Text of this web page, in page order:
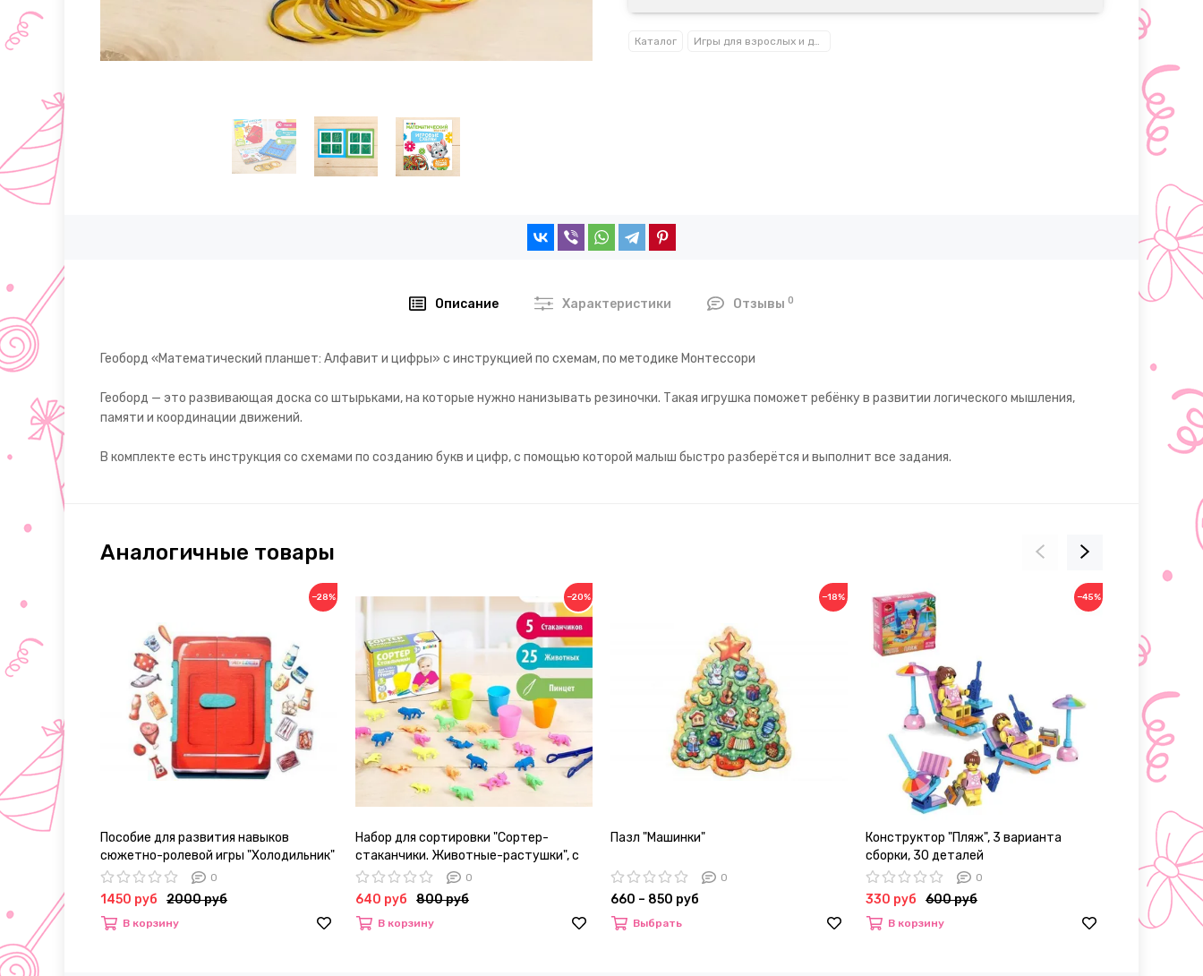
Каталог Игры для взрослых и детей
Описание Характеристики Отзывы 0
Геоборд «Математический планшет: Алфавит и цифры» с инструкцией по схемам, по методике Монтессори
Геоборд — это развивающая доска со штырьками, на которые нужно нанизывать резиночки. Такая игрушка поможет ребёнку в развитии логического мышления,
памяти и координации движений.
В комплекте есть инструкция со схемами по созданию букв и цифр, с помощью которой малыш быстро разберётся и выполнит все задания.
Аналогичные товары
−28%
Пособие для развития навыков
сюжетно-ролевой игры "Холодильник"
0
1450 руб 2000 руб
В корзину
−20%
Набор для сортировки "Сортер-
стаканчики. Животные-растушки", с
пинцетом, по методике Монтессори
0
640 руб 800 руб
В корзину
−18%
Пазл "Машинки"
0
660 – 850 руб
Выбрать
−45%
Конструктор "Пляж", 3 варианта
сборки, 30 деталей
0
330 руб 600 руб
В корзину
Обучающий
Домана
фруктов,
500 руб
В корзину